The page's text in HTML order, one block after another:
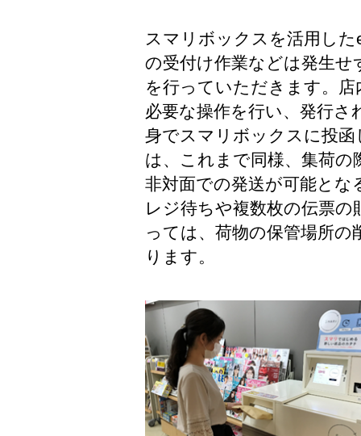
スマリボックスを活用し
の受付け作業などは発生せ
を行っていただきます。
必要な操作を行い、発行さ
身でスマリボックスに投
は、これまで同様、集荷の
非対面での発送が可能と
レジ待ちや複数枚の伝票
っては、荷物の保管場所
ります。